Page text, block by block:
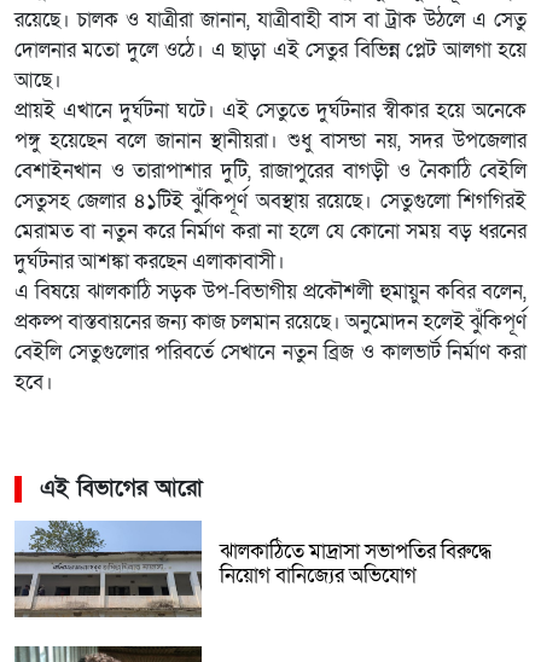
রয়েছে। চালক ও যাত্রীরা জানান, যাত্রীবাহী বাস বা ট্রাক উঠলে এ সেতু
দোলনার মতো দুলে ওঠে। এ ছাড়া এই সেতুর বিভিন্ন প্লেট আলগা হয়ে
আছে।
প্রায়ই এখানে দুর্ঘটনা ঘটে। এই সেতুতে দুর্ঘটনার স্বীকার হয়ে অনেকে
পঙ্গু হয়েছেন বলে জানান স্থানীয়রা। শুধু বাসন্ডা নয়, সদর উপজেলার
বেশাইনখান ও তারাপাশার দুটি, রাজাপুরের বাগড়ী ও নৈকাঠি বেইলি
সেতুসহ জেলার ৪১টিই ঝুঁকিপূর্ণ অবস্থায় রয়েছে। সেতুগুলো শিগগিরই
মেরামত বা নতুন করে নির্মাণ করা না হলে যে কোনো সময় বড় ধরনের
দুর্ঘটনার আশঙ্কা করছেন এলাকাবাসী।
এ বিষয়ে ঝালকাঠি সড়ক উপ-বিভাগীয় প্রকৌশলী হুমায়ুন কবির বলেন,
প্রকল্প বাস্তবায়নের জন্য কাজ চলমান রয়েছে। অনুমোদন হলেই ঝুঁকিপূর্ণ
বেইলি সেতুগুলোর পরিবর্তে সেখানে নতুন ব্রিজ ও কালভার্ট নির্মাণ করা
হবে।
এই বিভাগের আরো
ঝালকাঠিতে মাদ্রাসা সভাপতির বিরুদ্ধে
নিয়োগ বানিজ্যের অভিযোগ